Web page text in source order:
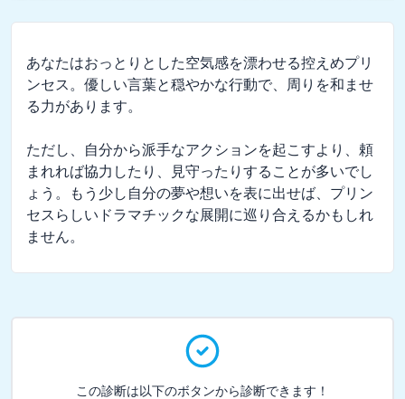
あなたはおっとりとした空気感を漂わせる控えめプリ
ンセス。優しい言葉と穏やかな行動で、周りを和ませ
る力があります。
ただし、自分から派手なアクションを起こすより、頼
まれれば協力したり、見守ったりすることが多いでし
ょう。もう少し自分の夢や想いを表に出せば、プリン
セスらしいドラマチックな展開に巡り合えるかもしれ
ません。
この診断は以下のボタンから診断できます！